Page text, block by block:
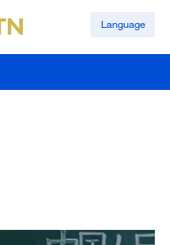
Language